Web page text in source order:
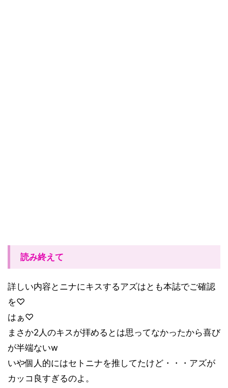
読み終えて
詳しい内容とニナにキスするアズはとも本誌でご確認
を♡
はぁ♡
まさか2人のキスが拝めるとは思ってなかったから喜び
が半端ないw
いや個人的にはセトニナを推してたけど・・・アズが
カッコ良すぎるのよ。